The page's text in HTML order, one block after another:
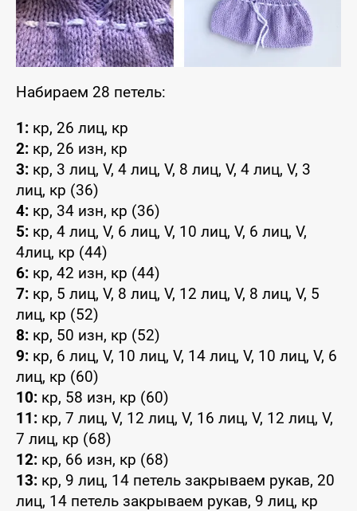
Набираем 28 петель:
1: кр, 26 лиц, кр
2: кр, 26 изн, кр
3: кр, 3 лиц, V, 4 лиц, V, 8 лиц, V, 4 лиц, V, 3
лиц, кр (36)
4: кр, 34 изн, кр (36)
5: кр, 4 лиц, V, 6 лиц, V, 10 лиц, V, 6 лиц, V,
4лиц, кр (44)
6: кр, 42 изн, кр (44)
7: кр, 5 лиц, V, 8 лиц, V, 12 лиц, V, 8 лиц, V, 5
лиц, кр (52)
8: кр, 50 изн, кр (52)
9: кр, 6 лиц, V, 10 лиц, V, 14 лиц, V, 10 лиц, V, 6
лиц, кр (60)
10: кр, 58 изн, кр (60)
11: кр, 7 лиц, V, 12 лиц, V, 16 лиц, V, 12 лиц, V,
7 лиц, кр (68)
12: кр, 66 изн, кр (68)
13: кр, 9 лиц, 14 петель закрываем рукав, 20
лиц, 14 петель закрываем рукав, 9 лиц, кр